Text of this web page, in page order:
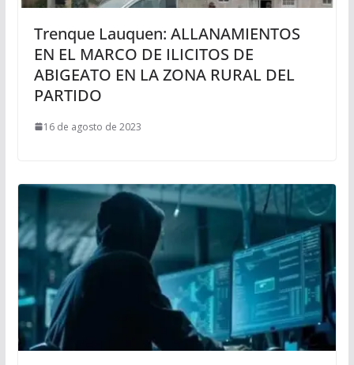
Trenque Lauquen: ALLANAMIENTOS
EN EL MARCO DE ILICITOS DE
ABIGEATO EN LA ZONA RURAL DEL
PARTIDO
16 de agosto de 2023